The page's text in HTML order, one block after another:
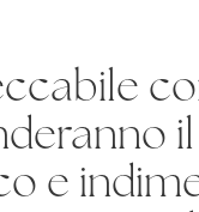
e